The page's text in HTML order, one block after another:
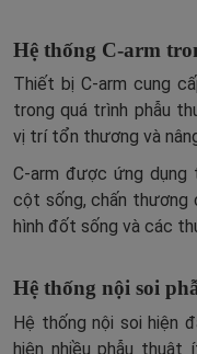
Hệ thống C-arm
Thiết bị C-arm cung
trong quá trình phẫu
vị trí tổn thương và
C-arm được ứng dụng
cột sống, chấn thương
hình đốt sống và các
Hệ thống nội soi
Hệ thống nội soi hiện
hiện nhiều phẫu